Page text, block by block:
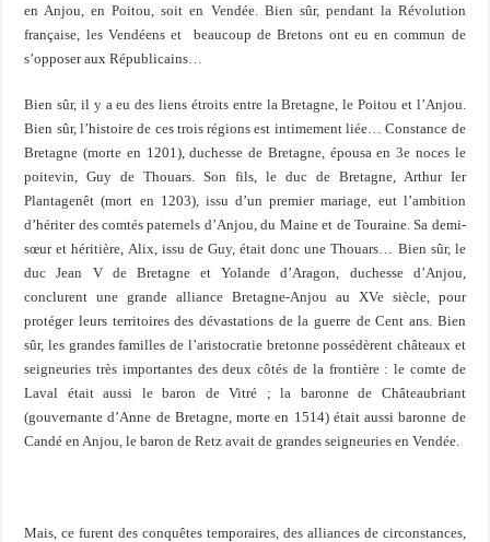
en Anjou, en Poitou, soit en Vendée. Bien sûr, pendant la Révolution
française, les Vendéens et beaucoup de Bretons ont eu en commun de
s’opposer aux Républicains…
Bien sûr, il y a eu des liens étroits entre la Bretagne, le Poitou et l’Anjou.
Bien sûr, l’histoire de ces trois régions est intimement liée… Constance de
Bretagne (morte en 1201), duchesse de Bretagne, épousa en 3e noces le
poitevin, Guy de Thouars. Son fils, le duc de Bretagne, Arthur Ier
Plantagenêt (mort en 1203), issu d’un premier mariage, eut l’ambition
d’hériter des comtés paternels d’Anjou, du Maine et de Touraine. Sa demi-
sœur et héritière, Alix, issu de Guy, était donc une Thouars… Bien sûr, le
duc Jean V de Bretagne et Yolande d’Aragon, duchesse d’Anjou,
conclurent une grande alliance Bretagne-Anjou au XVe siècle, pour
protéger leurs territoires des dévastations de la guerre de Cent ans. Bien
sûr, les grandes familles de l’aristocratie bretonne possédèrent châteaux et
seigneuries très importantes des deux côtés de la frontière : le comte de
Laval était aussi le baron de Vitré ; la baronne de Châteaubriant
(gouvernante d’Anne de Bretagne, morte en 1514) était aussi baronne de
Candé en Anjou, le baron de Retz avait de grandes seigneuries en Vendée.
Mais, ce furent des conquêtes temporaires, des alliances de circonstances,